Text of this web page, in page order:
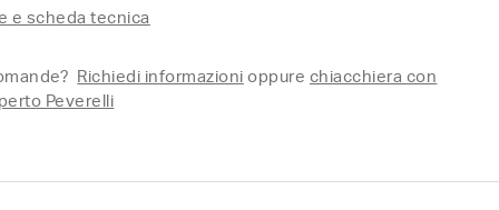
e scheda tecnica
Richiedi informazioni oppure chiacchiera con
Peverelli